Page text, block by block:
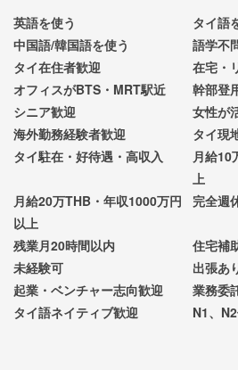
英語を使う
タイ語
中国語/韓国語を使う
語学不
タイ在住者歓迎
在宅・
オフィスがBTS・MRT駅近
幹部登
シニア歓迎
女性が
海外勤務経験者歓迎
タイ現
タイ駐在・好待遇・高収入
月給10
上
月給20万THB・年収1000万円
以上
完全週
残業月20時間以内
住宅補
未経験可
出張あ
起業・ベンチャー志向歓迎
業務委
タイ語ネイティブ歓迎
N1、